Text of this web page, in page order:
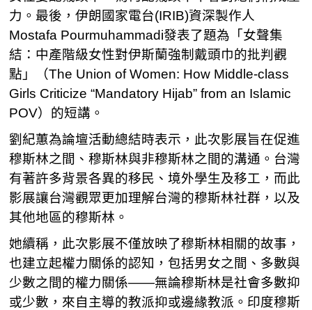
力。最後，伊朗國家電台(IRIB)資深製作人
Mostafa Pourmuhammadi發表了題為「女聲集
結：中產階級女性對伊斯蘭強制戴頭巾的批判觀
點」（The Union of Women: How Middle-class
Girls Criticize “Mandatory Hijab” from an Islamic
POV）的短講。
劉紀蕙為論壇活動總結時表示，此次影展旨在促進
穆斯林之間、穆斯林與非穆斯林之間的溝通。台灣
有著許多背景各異的移民、境外學生及移工，而此
影展讓台灣觀眾更加理解台灣的穆斯林社群，以及
其他地區的穆斯林。
她續稱，此次影展不僅放映了穆斯林相關的故事，
也建立起權力關係的認知，包括男女之間、多數與
少數之間的權力關係——無論穆斯林是社會多數抑
或少數，來自主導的教派抑或邊緣教派。印度穆斯